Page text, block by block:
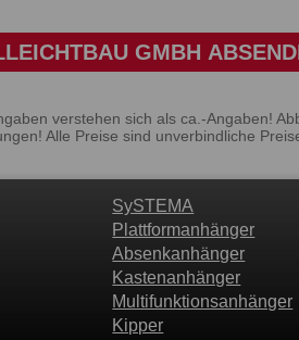
GMBH
verstehen sich als ca.-Angaben!
Alle Preise sind unverbindliche
SySTEMA
Plattformanhänger
Absenkanhänger
Kastenanhänger
Multifunktionsanhänger
Kipper